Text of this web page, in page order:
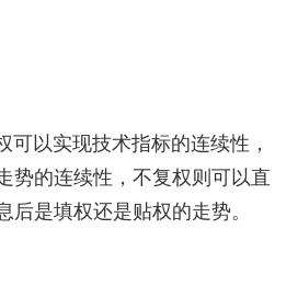
可以实现技术指标的连续性，
势的连续性，不复权则可以直
后是填权还是贴权的走势。